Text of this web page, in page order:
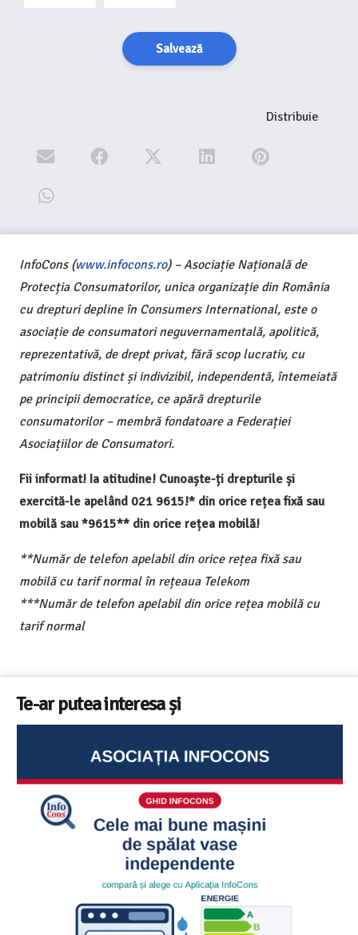
Salvează
Distribuie
InfoCons (www.infocons.ro) – Asociație Națională de
Protecția Consumatorilor, unica organizație din România
cu drepturi depline în Consumers International, este o
asociație de consumatori neguvernamentală, apolitică,
reprezentativă, de drept privat, fără scop lucrativ, cu
patrimoniu distinct și indivizibil, independentă, întemeiată
pe principii democratice, ce apără drepturile
consumatorilor – membră fondatoare a Federației
Asociațiilor de Consumatori.
Fii informat! Ia atitudine! Cunoaște-ți drepturile și
exercită-le apelând 021 9615!* din orice rețea fixă sau
mobilă sau *9615** din orice rețea mobilă!
**Număr de telefon apelabil din orice rețea fixă sau
mobilă cu tarif normal în rețeaua Telekom
***Număr de telefon apelabil din orice rețea mobilă cu
tarif normal
Te-ar putea interesa și